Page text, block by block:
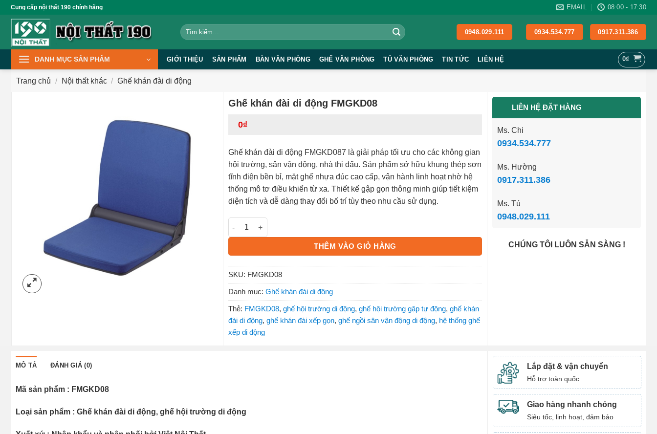
qua
dung
Cung cấp nội thất 190 chính hãng EMAIL 08:00 - 17:30
Tìm
kiếm:
0948.029.111 0934.534.777 0917.311.386
DANH MỤC SẢN PHẨM GIỚI THIỆU SẢN PHẨM BÀN VĂN PHÒNG GHẾ VĂN PHÒNG TỦ VĂN PHÒNG TIN TỨC LIÊN HỆ 0₫
Trang chủ / Nội thất khác / Ghế khán đài di động
Ghế khán đài di động FMGKD08
0₫
Ghế khán đài di động FMGKD087 là giải pháp tối ưu cho các không gian
hội trường, sân vận động, nhà thi đấu. Sản phẩm sở hữu khung thép sơn
tĩnh điện bền bỉ, mặt ghế nhựa đúc cao cấp, vận hành linh hoạt nhờ hệ
thống mô tơ điều khiển từ xa. Thiết kế gập gọn thông minh giúp tiết kiệm
diện tích và dễ dàng thay đổi bố trí tùy theo nhu cầu sử dụng.
Ghế khán đài di động FMGKD08 số lượng
THÊM VÀO GIỎ HÀNG
SKU: FMGKD08
Danh mục: Ghế khán đài di động
Thẻ: FMGKD08, ghế hội trường di động, ghế hội trường gập tự động, ghế khán
đài di động, ghế khán đài xếp gọn, ghế ngồi sân vận động di động, hệ thống ghế
xếp di động
LIÊN HỆ ĐẶT HÀNG
Ms. Chi
0934.534.777
Ms. Hường
0917.311.386
Ms. Tú
0948.029.111
CHÚNG TÔI LUÔN SẴN SÀNG !
MÔ TẢ ĐÁNH GIÁ (0)
Mã sản phẩm : FMGKD08
Loại sản phẩm : Ghế khán đài di động, ghế hội trường di động
Lắp đặt & vận chuyển
Hỗ trợ toàn quốc
Giao hàng nhanh chóng
Siêu tốc, linh hoạt, đảm bảo